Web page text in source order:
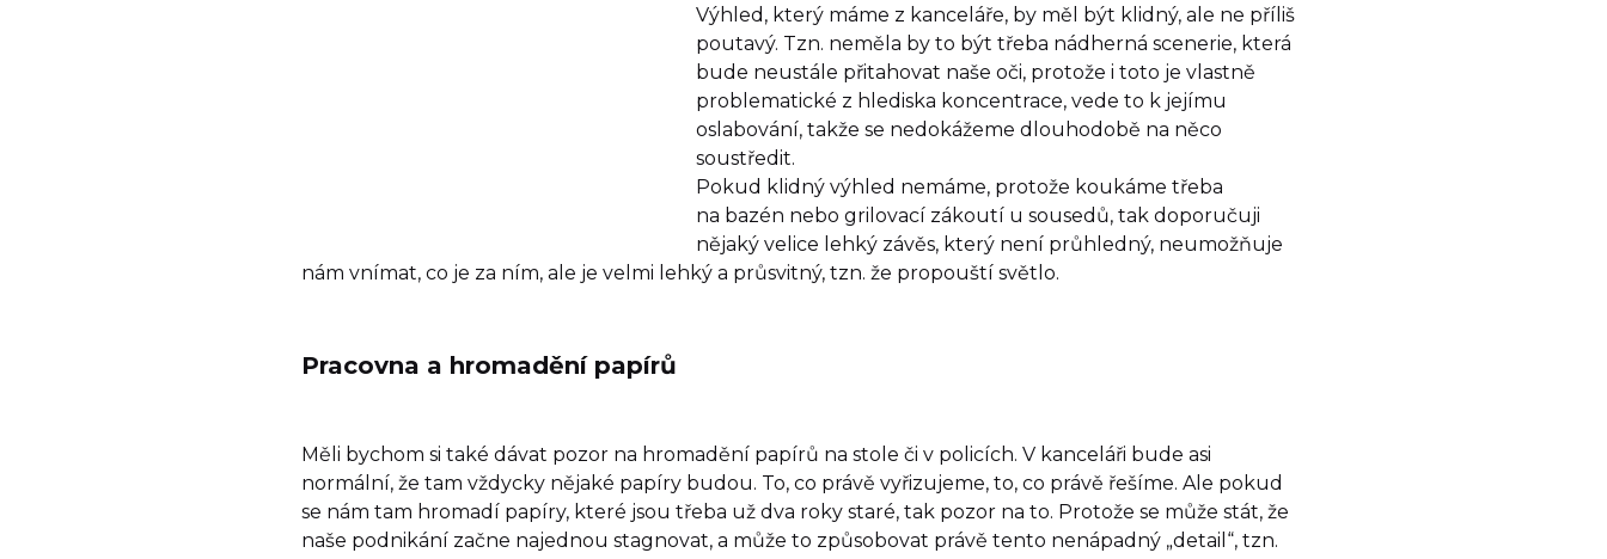
Výhled, který máme z kanceláře, by měl být klidný, ale ne příliš
poutavý. Tzn. neměla by to být třeba nádherná scenerie, která
bude neustále přitahovat naše oči, protože i toto je vlastně
problematické z hlediska koncentrace, vede to k jejímu
oslabování, takže se nedokážeme dlouhodobě na něco
soustředit.
Pokud klidný výhled nemáme, protože koukáme třeba
na bazén nebo grilovací zákoutí u sousedů, tak doporučuji
nějaký velice lehký závěs, který není průhledný, neumožňuje
nám vnímat, co je za ním, ale je velmi lehký a průsvitný, tzn. že propouští světlo.
Pracovna a hromadění papírů
Měli bychom si také dávat pozor na hromadění papírů na stole či v policích. V kanceláři bude asi
normální, že tam vždycky nějaké papíry budou. To, co právě vyřizujeme, to, co právě řešíme. Ale pokud
se nám tam hromadí papíry, které jsou třeba už dva roky staré, tak pozor na to. Protože se může stát, že
naše podnikání začne najednou stagnovat, a může to způsobovat právě tento nenápadný „detail“, tzn.